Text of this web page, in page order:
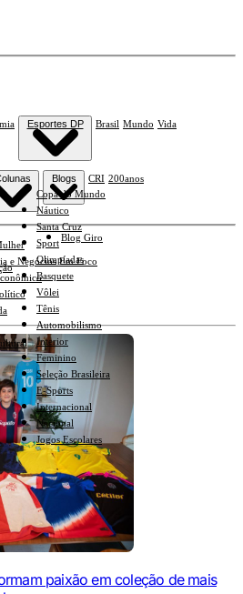
Esportes DP
Copa do Mundo
Náutico
Santa Cruz
Sport
Olimpíadas
Basquete
Vôlei
Tênis
Automobilismo
Interior
Feminino
Seleção Brasileira
E-Sports
Internacional
Nacional
Jogos Escolares
Brasil Mundo Vida
e Negócios Em Foco
Blogs
Blog Giro
CRI 200anos
paixão em coleção de mais